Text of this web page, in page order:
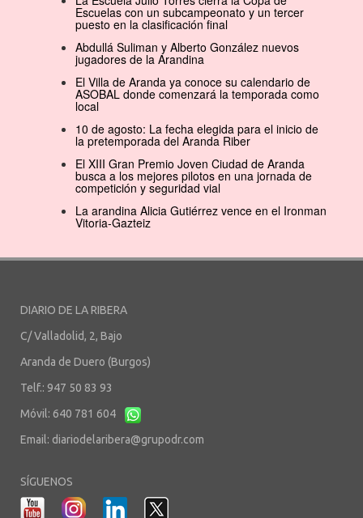
Escuelas con un subcampeonato y un tercer
puesto en la clasificación final
Abdullá Suliman y Alberto González nuevos
jugadores de la Arandina
El Villa de Aranda ya conoce su calendario de
ASOBAL donde comenzará la temporada como
local
10 de agosto: La fecha elegida para el inicio de
la pretemporada del Aranda Riber
El XIII Gran Premio Joven Ciudad de Aranda
busca a los mejores pilotos en una jornada de
competición y seguridad vial
La arandina Alicia Gutiérrez vence en el Ironman
Vitoria-Gazteiz
DIARIO DE LA RIBERA
C/ Valladolid, 2, Bajo
Aranda de Duero (Burgos)
Telf.: 947 50 83 93
Móvil: 640 781 604
Email: diariodelaribera@grupodr.com
SÍGUENOS